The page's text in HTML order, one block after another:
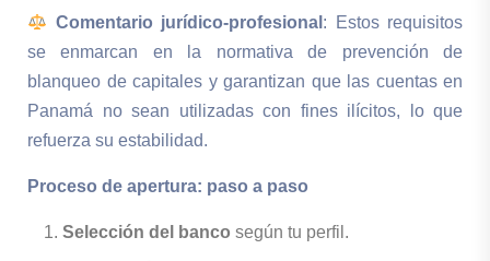
Comentario jurídico-profesional : Estos requisitos
se enmarcan en la normativa de prevención de
blanqueo de capitales y garantizan que las cuentas en
Panamá no sean utilizadas con fines ilícitos, lo que
refuerza su estabilidad.
Proceso de apertura: paso a paso
Selección del banco según tu perfil.